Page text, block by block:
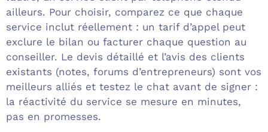
ailleurs. Pour choisir, comparez ce que chaque
service inclut réellement : un tarif d’appel peut
exclure le bilan ou facturer chaque question au
conseiller. Le devis détaillé et l’avis des clients
existants (notes, forums d’entrepreneurs) sont vos
meilleurs alliés et testez le chat avant de signer :
la réactivité du service se mesure en minutes,
pas en promesses.